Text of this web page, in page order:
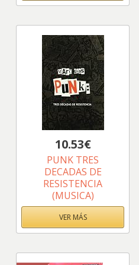
10.53€
PUNK TRES
DECADAS DE
RESISTENCIA
(MUSICA)
VER MÁS